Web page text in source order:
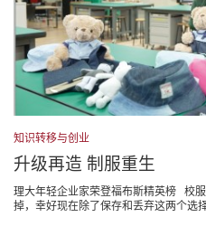
知识转移与创业
升级再造 制服重生
理大年轻企业家荣登福布斯精英榜 校
掉，幸好现在除了保存和丢弃这两个选